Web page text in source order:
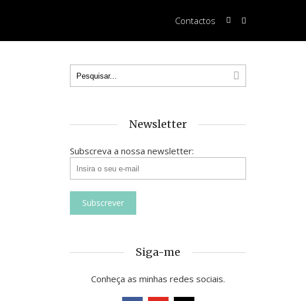
Contactos
Newsletter
Subscreva a nossa newsletter:
Siga-me
Conheça as minhas redes sociais.